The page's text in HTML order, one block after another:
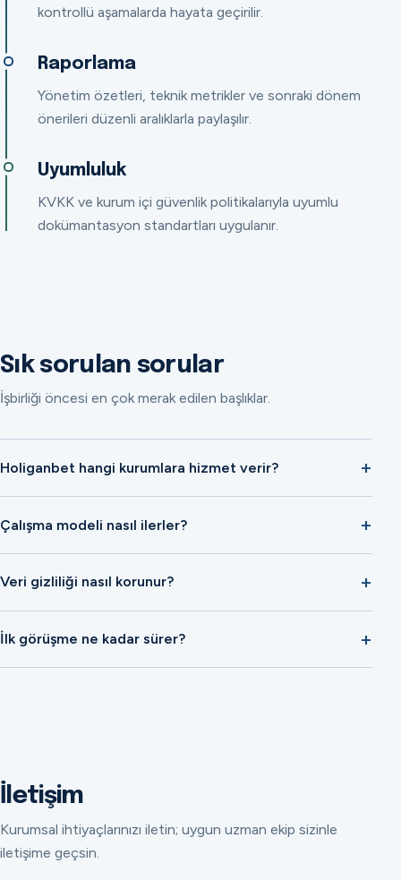
kontrollü aşamalarda hayata geçirilir.
Raporlama
Yönetim özetleri, teknik metrikler ve sonraki dönem
önerileri düzenli aralıklarla paylaşılır.
Uyumluluk
KVKK ve kurum içi güvenlik politikalarıyla uyumlu
dokümantasyon standartları uygulanır.
Sık sorulan sorular
İşbirliği öncesi en çok merak edilen başlıklar.
Holiganbet hangi kurumlara hizmet verir?
Çalışma modeli nasıl ilerler?
Veri gizliliği nasıl korunur?
İlk görüşme ne kadar sürer?
İletişim
Kurumsal ihtiyaçlarınızı iletin; uygun uzman ekip sizinle
iletişime geçsin.